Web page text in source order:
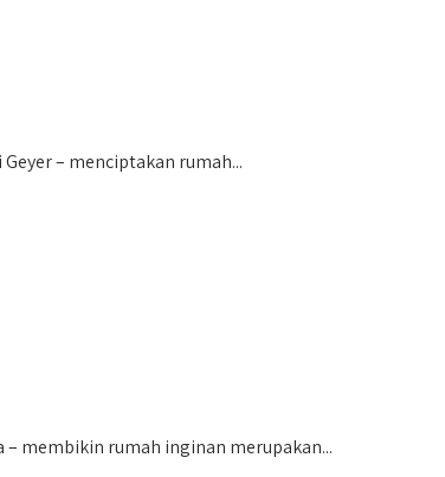
– menciptakan rumah...
– membikin rumah inginan merupakan...